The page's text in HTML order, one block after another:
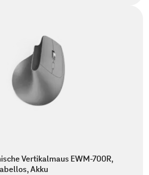
Vertikalmaus EWM-700R,
Akku